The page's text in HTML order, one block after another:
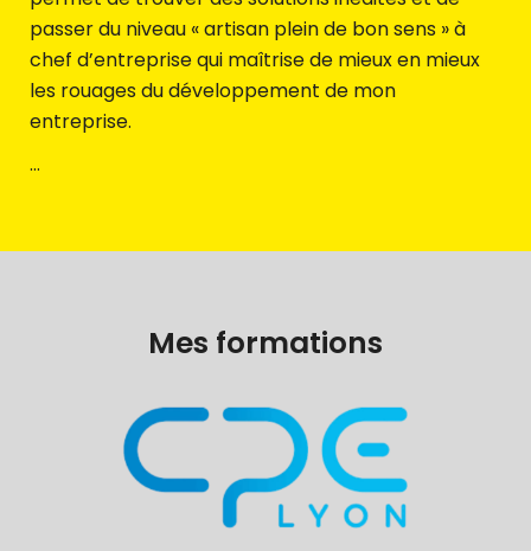
passer du niveau « artisan plein de bon sens » à
chef d’entreprise qui maîtrise de mieux en mieux
les rouages du développement de mon
entreprise.
…
Mes formations